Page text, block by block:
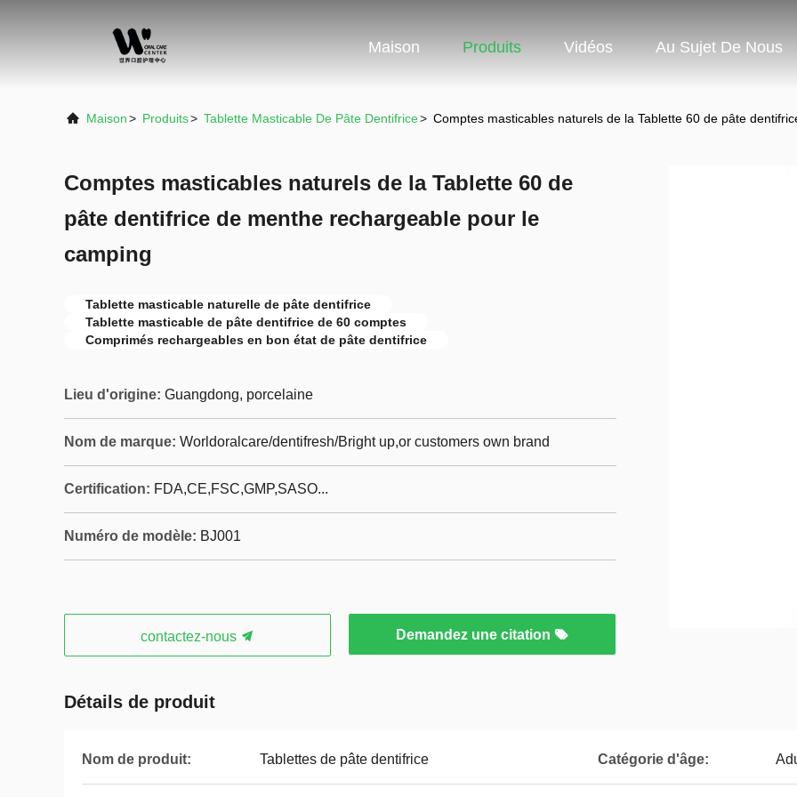
Maison Produits Vidéos Au Sujet De Nous
Maison> Produits> Tablette Masticable De Pâte Dentifrice> Comptes masticables naturels de la Tablette 60 de pâte
Comptes masticables naturels de la Tablette 60 de
pâte dentifrice de menthe rechargeable pour le
camping
Tablette masticable naturelle de pâte dentifrice
Tablette masticable de pâte dentifrice de 60 comptes
Comprimés rechargeables en bon état de pâte dentifrice
Lieu d'origine: Guangdong, porcelaine
Nom de marque: Worldoralcare/dentifresh/Bright up,or customers own brand
Certification: FDA,CE,FSC,GMP,SASO...
Numéro de modèle: BJ001
contactez-nous Demandez une citation
Détails de produit
Nom de produit: Tablettes de pâte dentifrice Catégorie d'âge: